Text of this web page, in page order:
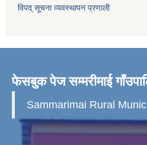
विपद् सूचना व्यवस्थापन प्रणाली
फेसबुक पेज सम्मरीमाई
Sammarimai Rural